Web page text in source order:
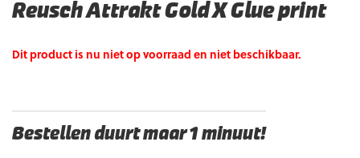
Reusch Attrakt Gold X Glue print
Dit product is nu niet op voorraad en niet beschikbaar.
Bestellen duurt maar 1 minuut!